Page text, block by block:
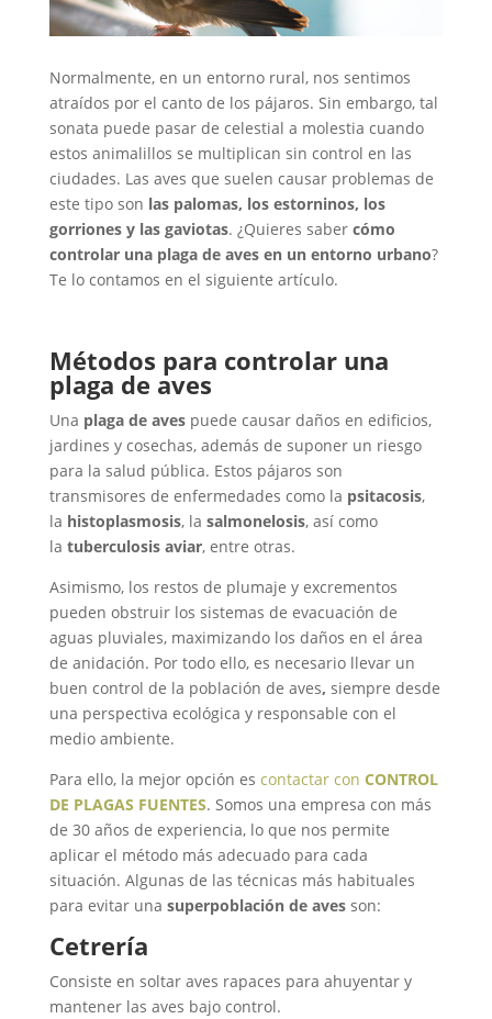
Normalmente, en un entorno rural, nos sentimos
atraídos por el canto de los pájaros. Sin embargo, tal
sonata puede pasar de celestial a molestia cuando
estos animalillos se multiplican sin control en las
ciudades. Las aves que suelen causar problemas de
este tipo son las palomas, los estorninos, los
gorriones y las gaviotas. ¿Quieres saber cómo
controlar una plaga de aves en un entorno urbano?
Te lo contamos en el siguiente artículo.
Métodos para controlar una
plaga de aves
Una plaga de aves puede causar daños en edificios,
jardines y cosechas, además de suponer un riesgo
para la salud pública. Estos pájaros son
transmisores de enfermedades como la psitacosis,
la histoplasmosis, la salmonelosis, así como
la tuberculosis aviar, entre otras.
Asimismo, los restos de plumaje y excrementos
pueden obstruir los sistemas de evacuación de
aguas pluviales, maximizando los daños en el área
de anidación. Por todo ello, es necesario llevar un
buen control de la población de aves, siempre desde
una perspectiva ecológica y responsable con el
medio ambiente.
Para ello, la mejor opción es contactar con CONTROL
DE PLAGAS FUENTES. Somos una empresa con más
de 30 años de experiencia, lo que nos permite
aplicar el método más adecuado para cada
situación. Algunas de las técnicas más habituales
para evitar una superpoblación de aves son:
Cetrería
Consiste en soltar aves rapaces para ahuyentar y
mantener las aves bajo control.